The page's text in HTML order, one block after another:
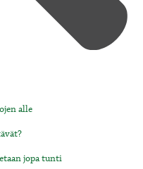
alle
jopa tunti